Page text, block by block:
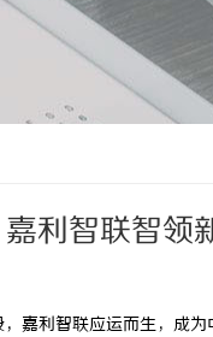
利智联智领
利智联应运而生，成为